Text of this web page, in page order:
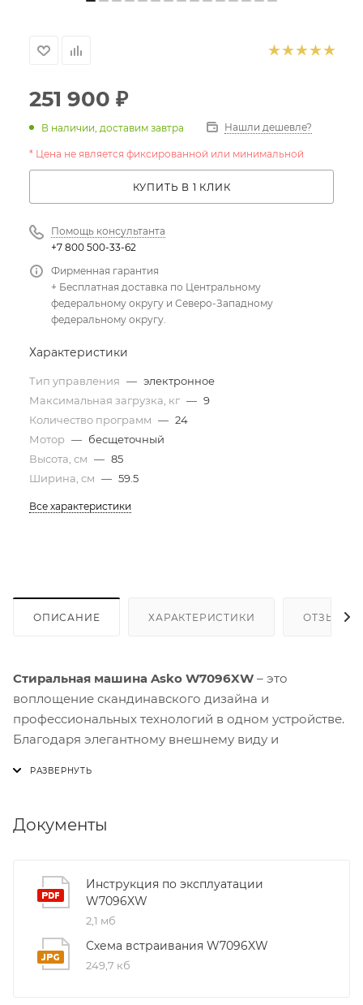
251 900 ₽
В наличии, доставим завтра Нашли дешевле?
* Цена не является фиксированной или минимальной
КУПИТЬ В 1 КЛИК
Помощь консультанта
+7 800 500-33-62
Фирменная гарантия
+ Бесплатная доставка по Центральному
федеральному округу и Северо-Западному
федеральному округу.
Характеристики
Тип управления — электронное
Максимальная загрузка, кг — 9
Количество программ — 24
Мотор — бесщеточный
Высота, см — 85
Ширина, см — 59.5
Все характеристики
ОПИСАНИЕ ХАРАКТЕРИСТИКИ ОТЗЫВЫ
Стиральная машина Asko W7096XW – это
воплощение скандинавского дизайна и
профессиональных технологий в одном устройстве.
Благодаря элегантному внешнему виду и
Бак опирается на четыре независимых
амортизатора, что полностью устраняет вибрации и
шум даже при максимальных оборотах отжима. Это
делает стирку почти бесшумной и позволяет
использовать машину в спальнях или детских
Документы
Инструкция по эксплуатации
W7096XW
2,1 мб
Схема встраивания W7096XW
249,7 кб